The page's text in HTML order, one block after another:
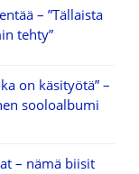
– ”Tällaista
tehty”
on käsityötä” –
sooloalbumi
– nämä biisit